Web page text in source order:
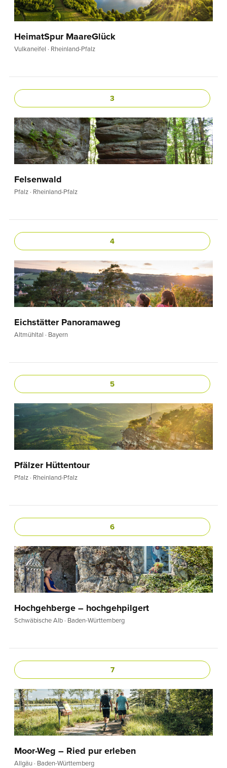
HeimatSpur MaareGlück
Vulkaneifel · Rheinland-Pfalz
3
Felsenwald
Pfalz · Rheinland-Pfalz
4
Eichstätter Panoramaweg
Altmühltal · Bayern
5
Pfälzer Hüttentour
Pfalz · Rheinland-Pfalz
6
Hochgehberge – hochgehpilgert
Schwäbische Alb · Baden-Württemberg
7
Moor-Weg – Ried pur erleben
Allgäu · Baden-Württemberg